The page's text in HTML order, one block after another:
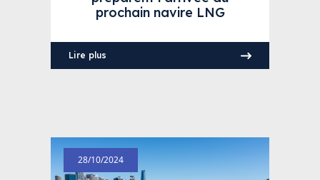
prochain navire LNG
Lire plus
28/10/2024